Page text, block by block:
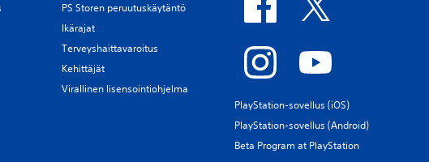
PS Storen peruutuskäytäntö
Ikärajat
Terveyshaittavaroitus
Kehittäjät
Virallinen lisensointiohjelma
PlayStation-sovellus (iOS)
PlayStation-sovellus (Android)
Beta Program at PlayStation